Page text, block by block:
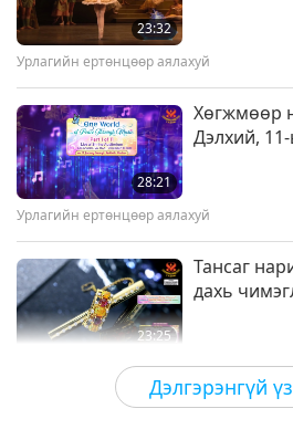
Дэлгэрэнгүй
23:32
Урлагийн ертөнцөөр аялахуй
28:21
Хөгжмөөр
Дэлхий,
Урлагийн ертөнцөөр аялахуй
23:25
Тансаг
дахь
Урлагийн ертөнцөөр аялахуй